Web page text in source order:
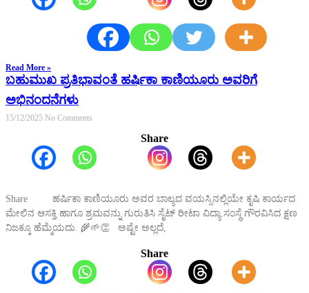
Read More »
ಬಹುಮುಖ ಪ್ರತಿಭಾವಂತೆ ಹರ್ಷಿಕಾ ಕಾಣಿಯೂರು ಅವರಿಗೆ
ಅಭಿನಂದನೆಗಳು
15/12/2025 No Comments
Share
Share ಹರ್ಷಿಕಾ ಕಾಣಿಯೂರು ಅವರ ಬಾಲ್ಯದ ವಯಸ್ಸಿನಲ್ಲಿಯೇ ಕೃಷಿ ಕಾರ್ಯದ
ಮೇಲಿನ ಆಸಕ್ತಿ ಹಾಗೂ ಶ್ರಮವನ್ನು ಗುರುತಿಸಿ ಸೈಟ್ ರೀಟಾ ವಿದ್ಯಾ ಸಂಸ್ಥೆ ಗೌರವಿಸಿದ ಕ್ಷಣ
ನಿಜಕ್ಕೂ ಹೆಮ್ಮೆಯದು. 🌾🌱👏 ಅಷ್ಟೇ ಅಲ್ಲದೆ,
Share